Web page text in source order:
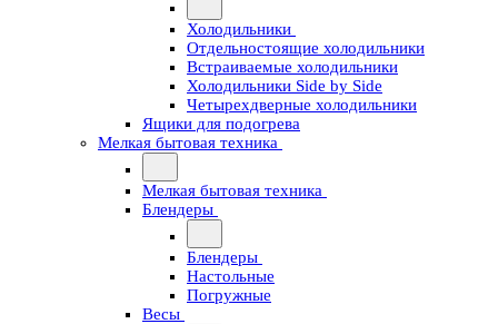
Холодильники
Отдельностоящие холодильники
Встраиваемые холодильники
Холодильники Side by Side
Четырехдверные холодильники
Ящики для подогрева
Мелкая бытовая техника
Мелкая бытовая техника
Блендеры
Блендеры
Настольные
Погружные
Весы